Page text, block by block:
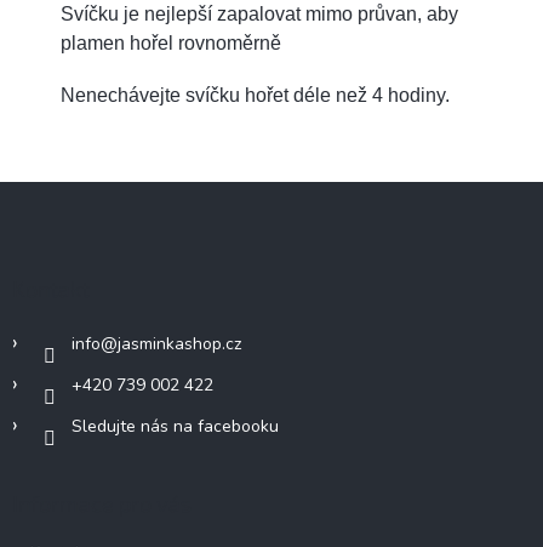
Svíčku je nejlepší zapalovat mimo průvan, aby
plamen hořel rovnoměrně
Nenechávejte svíčku hořet déle než 4 hodiny.
info@jasminkashop.cz
+420 739 002 422
Sledujte nás na facebooku